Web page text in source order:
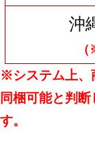
沖
※システム上、
同梱可能と判
す。